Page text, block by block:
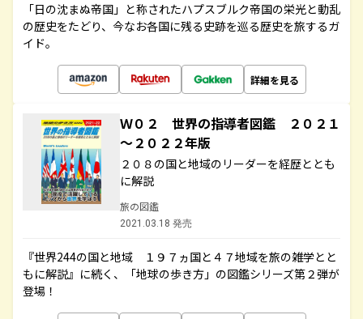
「日の沈まぬ帝国」と称されたハプスブルク帝国の栄光と動乱
の歴史をたどり、今なお各国に残る史跡を巡る歴史を旅するガ
イド。
詳細を見る
Ｗ０２ 世界の指導者図鑑 ２０２１
～２０２２年版
２０８の国と地域のリーダーを経歴ととも
に解説
旅の図鑑
2021.03.18 発売
『世界244の国と地域 １９７ヵ国と４７地域を旅の雑学とと
もに解説』に続く、「地球の歩き方」の図鑑シリーズ第２弾が
登場！